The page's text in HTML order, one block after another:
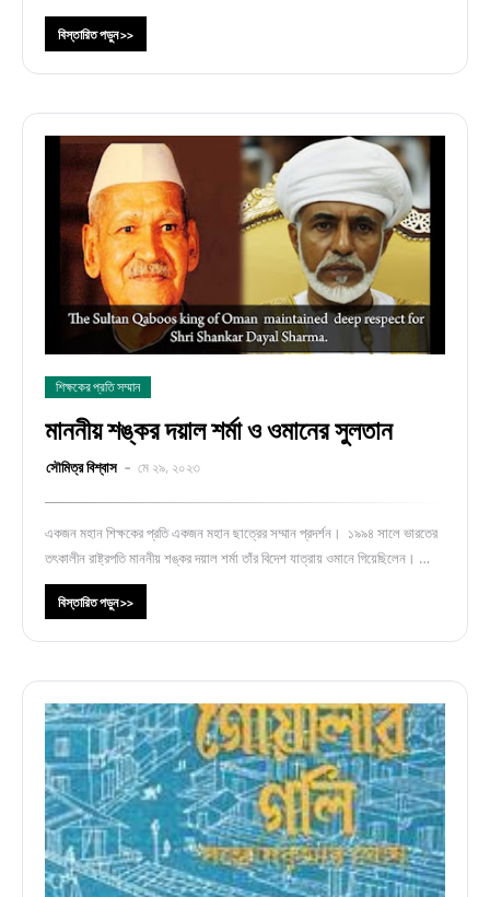
বিস্তারিত পড়ুন >>
শিক্ষকের প্রতি সম্মান
মাননীয় শঙ্কর দয়াল শর্মা ও ওমানের সুলতান
সৌমিত্র বিশ্বাস মে ২৯, ২০২৩
একজন মহান শিক্ষকের প্রতি একজন মহান ছাত্রের সম্মান প্রদর্শন। ১৯৯৪ সালে ভারতের
তৎকালীন রাষ্ট্রপতি মাননীয় শঙ্কর দয়াল শর্মা তাঁর বিদেশ যাত্রায় ওমানে গিয়েছিলেন। …
বিস্তারিত পড়ুন >>